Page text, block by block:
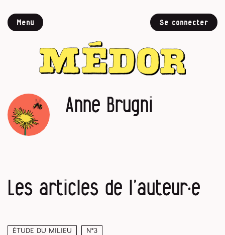
Menu Se connecter
Anne Brugni
Les articles de l’auteur·e
Étude du milieu N°3